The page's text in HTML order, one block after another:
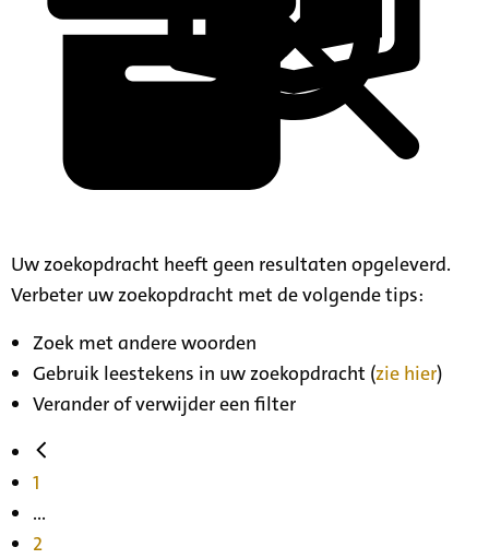
Uw zoekopdracht heeft geen resultaten opgeleverd.
Verbeter uw zoekopdracht met de volgende tips:
Zoek met andere woorden
Gebruik leestekens in uw zoekopdracht (zie hier)
Verander of verwijder een filter
1
...
2